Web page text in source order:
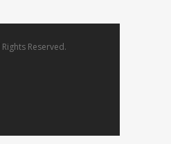
Reserved.